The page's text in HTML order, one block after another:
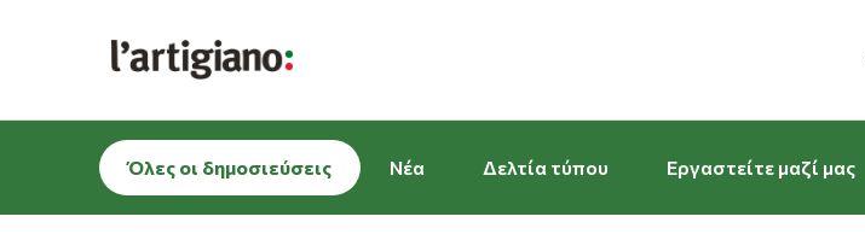
Όλες οι δημοσιεύσεις Νέα Δελτία τύπου Εργαστείτε μαζί μας